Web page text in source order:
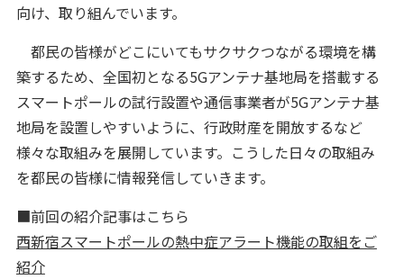
向け、取り組んでいます。
都民の皆様がどこにいてもサクサクつながる環境を構
築するため、全国初となる5Gアンテナ基地局を搭載する
スマートポールの試行設置や通信事業者が5Gアンテナ基
地局を設置しやすいように、行政財産を開放するなど
様々な取組みを展開しています。こうした日々の取組み
を都民の皆様に情報発信していきます。
■前回の紹介記事はこちら
西新宿スマートポールの熱中症アラート機能の取組をご
紹介